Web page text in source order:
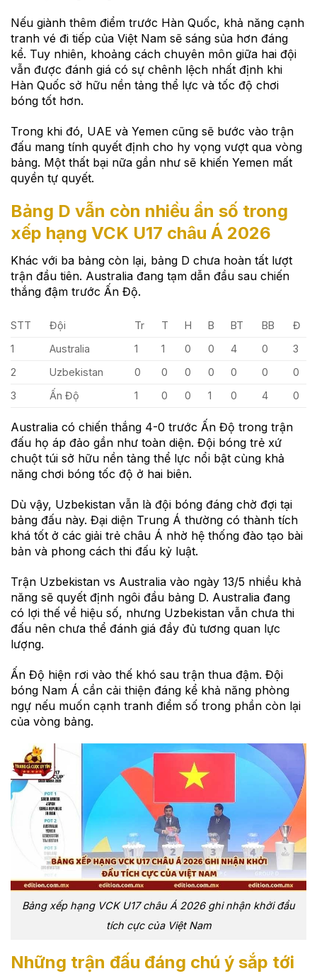
Nếu giành thêm điểm trước Hàn Quốc, khả năng cạnh
tranh vé đi tiếp của Việt Nam sẽ sáng sủa hơn đáng
kể. Tuy nhiên, khoảng cách chuyên môn giữa hai đội
vẫn được đánh giá có sự chênh lệch nhất định khi
Hàn Quốc sở hữu nền tảng thể lực và tốc độ chơi
bóng tốt hơn.
Trong khi đó, UAE và Yemen cũng sẽ bước vào trận
đấu mang tính quyết định cho hy vọng vượt qua vòng
bảng. Một thất bại nữa gần như sẽ khiến Yemen mất
quyền tự quyết.
Bảng D vẫn còn nhiều ẩn số trong
xếp hạng VCK U17 châu Á 2026
Khác với ba bảng còn lại, bảng D chưa hoàn tất lượt
trận đầu tiên. Australia đang tạm dẫn đầu sau chiến
thắng đậm trước Ấn Độ.
STT Đội Tr T H B BT BB
Đ
1
Australia 1 1 0 0 4 0
3
2
Uzbekistan 0 0 0 0 0 0
0
3
Ấn Độ 1 0 0 1 0 4 0
Australia có chiến thắng 4-0 trước Ấn Độ trong trận
đấu họ áp đảo gần như toàn diện. Đội bóng trẻ xứ
chuột túi sở hữu nền tảng thể lực nổi bật cùng khả
năng chơi bóng tốc độ ở hai biên.
Dù vậy, Uzbekistan vẫn là đội bóng đáng chờ đợi tại
bảng đấu này. Đại diện Trung Á thường có thành tích
khá tốt ở các giải trẻ châu Á nhờ hệ thống đào tạo bài
bản và phong cách thi đấu kỷ luật.
Trận Uzbekistan vs Australia vào ngày 13/5 nhiều khả
năng sẽ quyết định ngôi đầu bảng D. Australia đang
có lợi thế về hiệu số, nhưng Uzbekistan vẫn chưa thi
đấu nên chưa thể đánh giá đầy đủ tương quan lực
lượng.
Ấn Độ hiện rơi vào thế khó sau trận thua đậm. Đội
bóng Nam Á cần cải thiện đáng kể khả năng phòng
ngự nếu muốn cạnh tranh điểm số trong phần còn lại
của vòng bảng.
Bảng xếp hạng VCK U17 châu Á 2026 ghi nhận khởi đầu
tích cực của Việt Nam
Những trận đấu đáng chú ý sắp tới